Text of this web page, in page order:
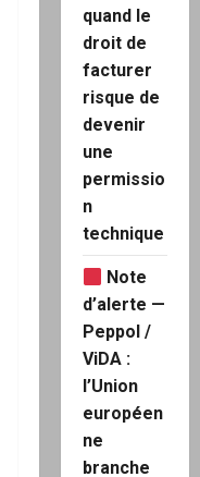
Telegram
quand le
droit de
facturer
risque de
devenir
une
permissio
n
technique
Note
d’alerte —
Peppol /
ViDA :
l’Union
européen
ne
branche